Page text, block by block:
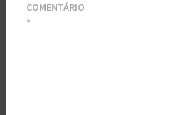
COMENTÁRIO
*